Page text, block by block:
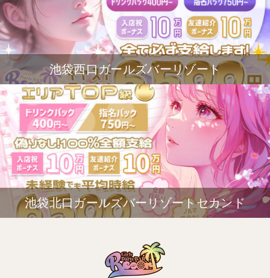
池袋西口ガールズバーリゾート
池袋北口ガールズバーリゾートセカンド